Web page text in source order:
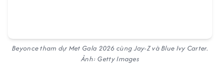
Beyonce tham dự Met Gala 2026 cùng Jay-Z và Blue Ivy Carter.
Ảnh: Getty Images